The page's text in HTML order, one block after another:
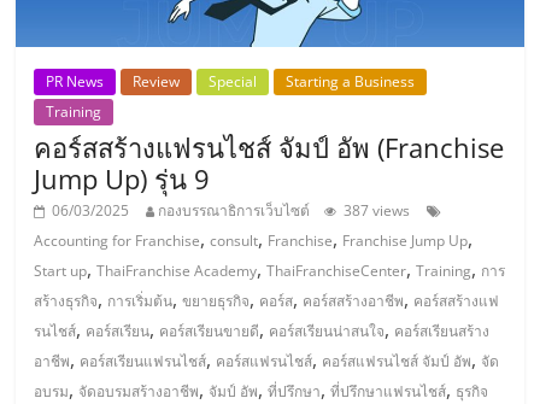
แฟ
รน
ไชส์,
ศูนย์
รวม
แฟ
รน
ไชส์
พร้อม
ทำเล
สำหรับ
เปิด
ร้าน
PR News Review Special
Starting a Business
Training
คอร์สสร้างแฟรนไชส์ จัมป์ อัพ (Franchise
Jump Up) รุ่น 9
06/03/2025 กองบรรณาธิการเว็บไซต์
387 views
Accounting for Franchise,consult, Franchise, Franchise Jump Up,
Start up,ThaiFranchise Academy,ThaiFranchiseCenter,Training, การ
สร้างธุรกิจ, การเริ่มต้น,ขยายธุรกิจ, คอร์ส, คอร์สสร้างอาชีพ, คอร์สสร้างแฟ
รนไชส์, คอร์สเรียน, คอร์สเรียนขายดี, คอร์สเรียนน่าสนใจ, คอร์สเรียนสร้าง
อาชีพ, คอร์สเรียนแฟรนไชส์, คอร์สแฟรนไชส์, คอร์สแฟรนไชส์ จัมป์ อัพ, จัด
อบรม, จัดอบรมสร้างอาชีพ, จัมป์ อัพ,ที่ปรึกษา,ที่ปรึกษาแฟรนไชส์, ธุรกิจ